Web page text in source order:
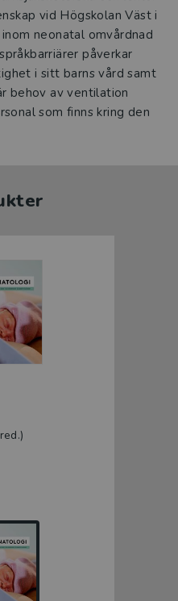
vid Högskolan Väst i
neonatal omvårdnad
påverkar
i sitt barns vård samt
behov av ventilation
som finns kring den